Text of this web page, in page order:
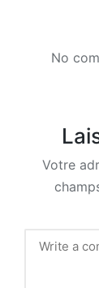
No
Votre